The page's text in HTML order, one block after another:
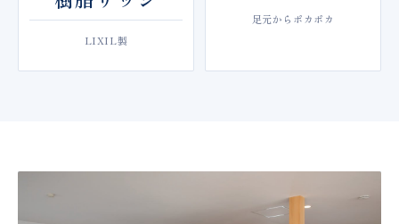
LIXIL製
足元からポカポカ